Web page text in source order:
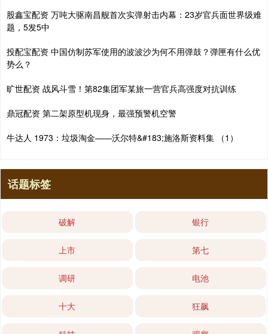
股鑫宝配资 万吨大驱南昌舰首次实弹射击内幕：23岁官兵面世界级难
题，5发5中
投配宝配资 中国仿制苏军使用的波波沙为何不用弹鼓？弹匣有什么优
势么？
旷世配资 战风斗雪！第82集团军某旅一营官兵高强度对抗训练
鼎冠配资 第二架原型机现身，最强预警机空警
牛达人 1973：垃圾淘金——沃尔特&#183;施洛斯资料集 （1）
话题标签
破解 银行
上市 第七
调研 电池
十大 狂飙